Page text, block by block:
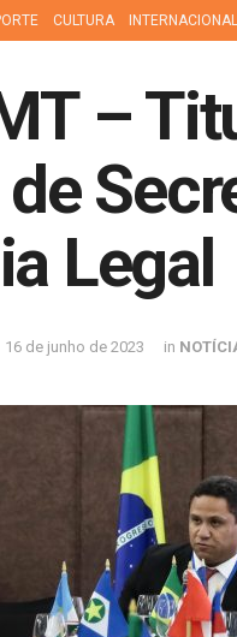
CULTURA INTERNACIONAL
–
Legal
16 de junho de 2023 in